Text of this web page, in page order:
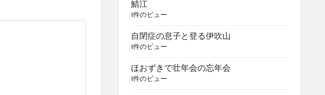
鯖江
1件のビュー
自閉症の息子と登る伊吹山
1件のビュー
ほおずきで壮年会の忘年会
1件のビュー